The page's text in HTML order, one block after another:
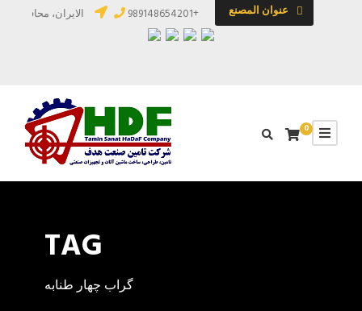
عنوان المصنع +989148654201 الایران، محافظة
0
TAG
گراب چهار طنابه